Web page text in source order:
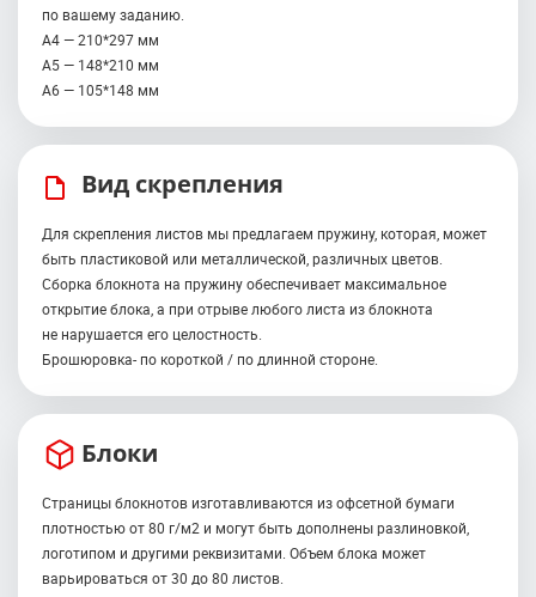
по вашему заданию.
А4 — 210*297 мм
А5 — 148*210 мм
А6 — 105*148 мм
Вид скрепления
Для скрепления листов мы предлагаем пружину, которая, может
быть пластиковой или металлической, различных цветов.
Сборка блокнота на пружину обеспечивает максимальное
открытие блока, а при отрыве любого листа из блокнота
не нарушается его целостность.
Брошюровка- по короткой / по длинной стороне.
Блоки
Страницы блокнотов изготавливаются из офсетной бумаги
плотностью от 80 г/м2 и могут быть дополнены разлиновкой,
логотипом и другими реквизитами. Объем блока может
варьироваться от 30 до 80 листов.